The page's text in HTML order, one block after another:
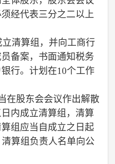
经代表三分之二以上
立清算组，并向工商行
备案，书面通知税务
行。计划在10个工作
股东会会议作出解散
内成立清算组，清算
组应当自成立之日起
算组负责人名单向公